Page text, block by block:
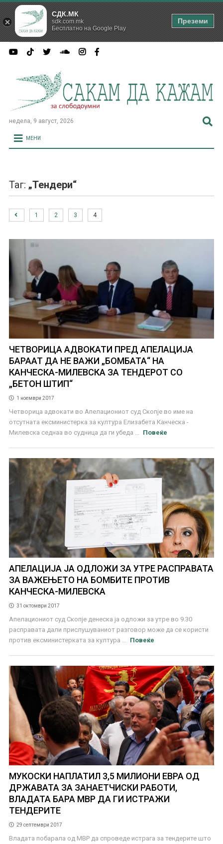
недела, 9 август, 2026
МЕНИ
Таг: „Тендери“
1 2 3 4
ЧЕТВОРИЦА АДВОКАТИ ПРЕД АПЕЛАЦИЈА
БАРААТ ДА НЕ ВАЖИ „БОМБАТА“ НА
КАНЧЕСКА-МИЛЕВСКА ЗА ТЕНДЕРOT СО
„БЕТОН ШТИП“
1 ноември 2017
Четворица адвокати во Апелациониот суд Скопје во име на
отсутната ексминистерка за култура Елизабета Канческа -
Милевска седнаа во судница да ги убеда ...
Повеќе
АПЕЛАЦИЈА ЈА ОДЛОЖИ ЗА УТРЕ РАСПРАВАТА
ЗА ВАЖЕЊЕТО НА БОМБИТЕ ПРОТИВ
КАНЧЕСКА-МИЛЕВСКА
31 октомври 2017
Апелациониот суд Скопје денеска ја одложи за утре во 9.30
расправата дали прислушуваниот разговор може да се користи
против ексминистерката за култура ...
Повеќе
МУКОСКИ НАПЛАТИЛ 3,5 МИЛИОНИ ЕВРА ОД
ДРЖАВАТА ЗА ЗАНАЕТЧИСКИ РАБОТИ,
ВЛАДАТА БАРА МВР ДА ГИ ИСТРАЖИ
ТЕНДЕРИТЕ
29 септември 2017
Владата побарала од МВР да спроведе истрага за тендерите што
СДК.МК
sdk.com.mk
Бесплатно на Google Play
Преземи